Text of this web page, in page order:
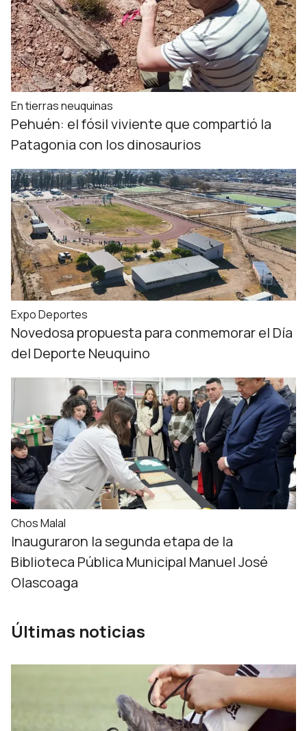
En tierras neuquinas
Pehuén: el fósil viviente que compartió la
Patagonia con los dinosaurios
Expo Deportes
Novedosa propuesta para conmemorar el Día
del Deporte Neuquino
Chos Malal
Inauguraron la segunda etapa de la
Biblioteca Pública Municipal Manuel José
Olascoaga
Últimas noticias